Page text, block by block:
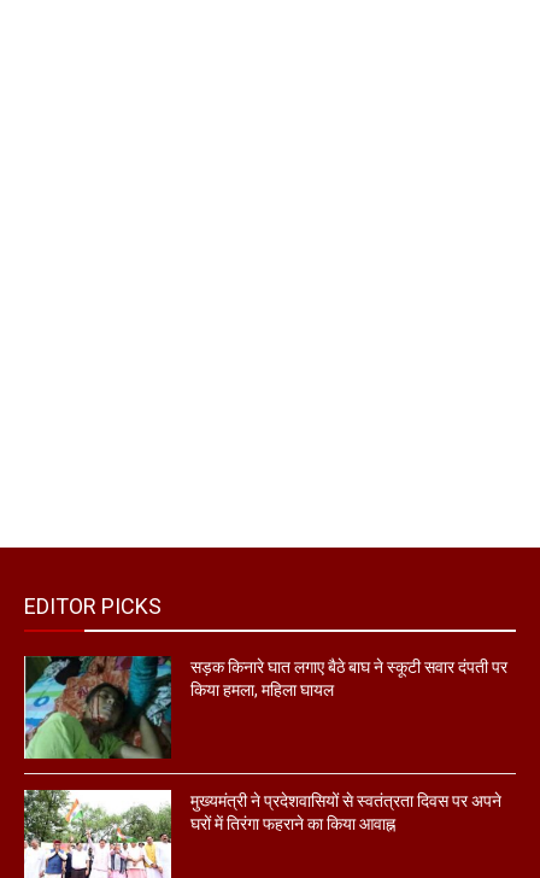
EDITOR PICKS
सड़क किनारे घात लगाए बैठे बाघ ने स्कूटी सवार दंपती पर
किया हमला, महिला घायल
मुख्यमंत्री ने प्रदेशवासियों से स्वतंत्रता दिवस पर अपने
घरों में तिरंगा फहराने का किया आवाह्न